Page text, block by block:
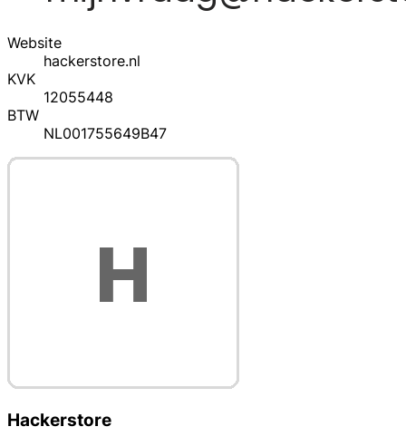
Website
hackerstore.nl
KVK
12055448
BTW
NL001755649B47
Hackerstore